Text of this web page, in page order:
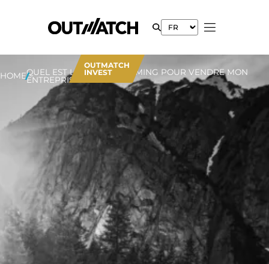
OUTMATCH
INVEST
HOMEQUEL EST LE MEILLEUR TIMING POUR VENDRE MON
ENTREPRISE ?